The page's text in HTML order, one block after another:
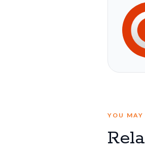
YOU MAY